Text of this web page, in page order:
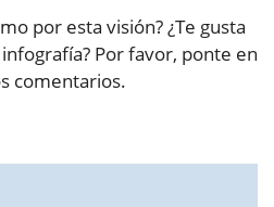
por esta visión? ¿Te gusta
Por favor, ponte en
comentarios.